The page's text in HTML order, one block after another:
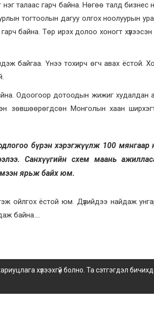
талаас гарч байна. Нөгөө талд бизнес
тогтоолын дагуу олгох ноолуурын
байна. Төр ирэх долоо хоногт хүлээсэн
байгаа. Үнээ тохирч өгч авах ёстой.
Одоогоор дотоодын жижиг худалдан
зөвшөөрөгдсөн Монголын хаан
бүрэн хэрэгжүүлж 100 мянгаар
Санхүүгийн схем маань
ярьж байх юм.
ойлгох ёстой юм. Дүлийдээ найдаж
байна….
хүлээхгүй болно. Та сэтгэгдэл